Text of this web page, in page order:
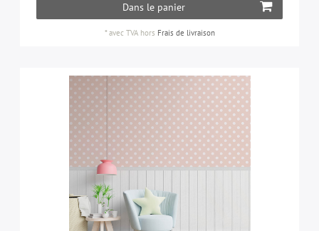
Dans le panier
*avec TVAhors Frais de livraison